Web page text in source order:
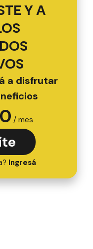
Y A
a disfrutar
/ mes
Ingresá